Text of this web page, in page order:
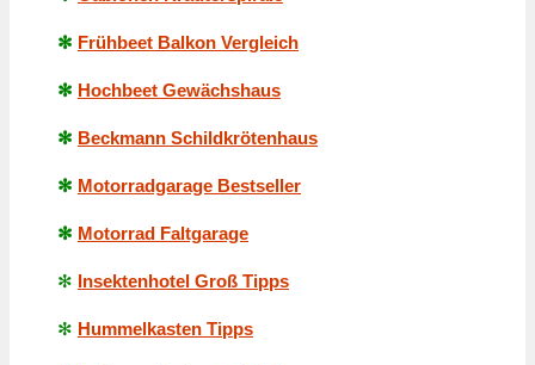
✻ Frühbeet Balkon Vergleich
✻ Hochbeet Gewächshaus
✻ Beckmann Schildkrötenhaus
✻ Motorradgarage Bestseller
✻ Motorrad Faltgarage
✻ Insektenhotel Groß Tipps
✻ Hummelkasten Tipps